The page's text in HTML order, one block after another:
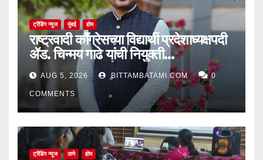
ट्रेंडिंग न्यूज मुंबई होम
राष्ट्रवादी काँग्रेसच्या विद्यार्थी प्रदेशाध्यक्षपदी
ॲड. चिन्मय गाढे यांची नियुक्ती…
AUG 5, 2026 BITTAMBATAMI.COM 0
COMMENTS
ट्रेंडिंग न्यूज ठाणे होम